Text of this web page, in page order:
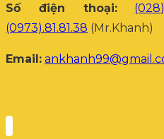
Số điện thoại:
(0973).81.81.38 (Mr.Khanh)
Email: